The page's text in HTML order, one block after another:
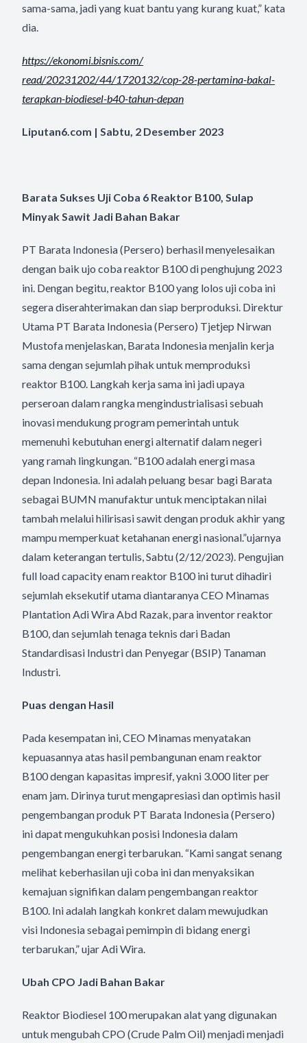
sama-sama, jadi yang kuat bantu yang kurang kuat,” kata
dia.
https://ekonomi.bisnis.com/
read/20231202/44/1720132/cop-28-pertamina-bakal-
terapkan-biodiesel-b40-tahun-depan
Liputan6.com | Sabtu, 2 Desember 2023
Barata Sukses Uji Coba 6 Reaktor B100, Sulap
Minyak Sawit Jadi Bahan Bakar
PT Barata Indonesia (Persero) berhasil menyelesaikan
dengan baik ujo coba reaktor B100 di penghujung 2023
ini. Dengan begitu, reaktor B100 yang lolos uji coba ini
segera diserahterimakan dan siap berproduksi. Direktur
Utama PT Barata Indonesia (Persero) Tjetjep Nirwan
Mustofa menjelaskan, Barata Indonesia menjalin kerja
sama dengan sejumlah pihak untuk memproduksi
reaktor B100. Langkah kerja sama ini jadi upaya
perseroan dalam rangka mengindustrialisasi sebuah
inovasi mendukung program pemerintah untuk
memenuhi kebutuhan energi alternatif dalam negeri
yang ramah lingkungan. “B100 adalah energi masa
depan Indonesia. Ini adalah peluang besar bagi Barata
sebagai BUMN manufaktur untuk menciptakan nilai
tambah melalui hilirisasi sawit dengan produk akhir yang
mampu memperkuat ketahanan energi nasional.”ujarnya
dalam keterangan tertulis, Sabtu (2/12/2023). Pengujian
full load capacity enam reaktor B100 ini turut dihadiri
sejumlah eksekutif utama diantaranya CEO Minamas
Plantation Adi Wira Abd Razak, para inventor reaktor
B100, dan sejumlah tenaga teknis dari Badan
Standardisasi Industri dan Penyegar (BSIP) Tanaman
Industri.
Puas dengan Hasil
Pada kesempatan ini, CEO Minamas menyatakan
kepuasannya atas hasil pembangunan enam reaktor
B100 dengan kapasitas impresif, yakni 3.000 liter per
enam jam. Dirinya turut mengapresiasi dan optimis hasil
pengembangan produk PT Barata Indonesia (Persero)
ini dapat mengukuhkan posisi Indonesia dalam
pengembangan energi terbarukan. “Kami sangat senang
melihat keberhasilan uji coba ini dan menyaksikan
kemajuan signifikan dalam pengembangan reaktor
B100. Ini adalah langkah konkret dalam mewujudkan
visi Indonesia sebagai pemimpin di bidang energi
terbarukan,” ujar Adi Wira.
Ubah CPO Jadi Bahan Bakar
Reaktor Biodiesel 100 merupakan alat yang digunakan
untuk mengubah CPO (Crude Palm Oil) menjadi menjadi